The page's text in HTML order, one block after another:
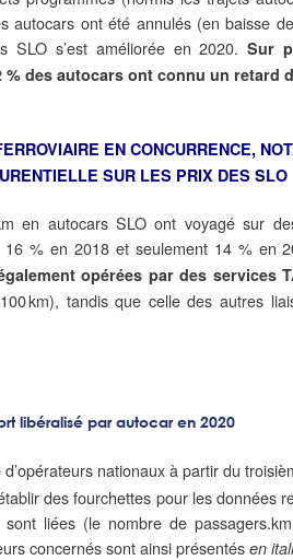
autocars ont été annulés (en baisse
SLO s’est améliorée en 2020.Sur
des autocars ont connu un retard
EN CONCURRENCE,
SUR LES PRIX DES SLO
en autocars SLO ont voyagé sur
% en 2018 et seulement 14 % en
opérées par des services
km), tandis que celle des autres
libéralisé par autocar en 2020
nationaux à partir du
des fourchettes pour les données
liées (le nombre de
concernés sont ainsi présentésen